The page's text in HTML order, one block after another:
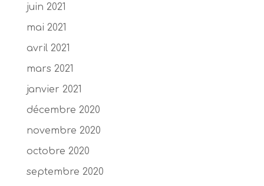
juin 2021
mai 2021
avril 2021
mars 2021
janvier 2021
décembre 2020
novembre 2020
octobre 2020
septembre 2020